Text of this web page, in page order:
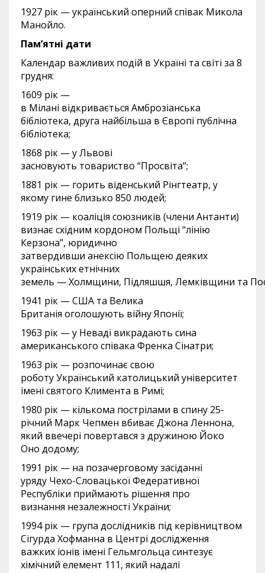
1927 рік — український оперний співак Микола
Манойло.
Пам’ятні дати
Календар важливих подій в Україні та світі за 8
грудня:
1609 рік —
в Мілані відкривається Амброзіанська
бібліотека, друга найбільша в Європі публічна
бібліотека;
1868 рік — у Львові
засновують товариство “Просвіта”;
1881 рік — горить віденський Рінгтеатр, у
якому гине близько 850 людей;
1919 рік — коаліція союзників (члени Антанти)
визнає східним кордоном Польщі “лінію
Керзона”, юридично
затвердивши анексію Польщею деяких
українських етнічних
земель — Холмщини, Підляшшя, Лемківщини та
1941 рік — США та Велика
Британія оголошують війну Японії;
1963 рік — у Неваді викрадають сина
американського співака Френка Сінатри;
1963 рік — розпочинає свою
роботу Український католицький університет
імені святого Климента в Римі;
1980 рік — кількома пострілами в спину 25-
річний Марк Чепмен вбиває Джона Леннона,
який ввечері повертався з дружиною Йоко
Оно додому;
1991 рік — на позачерговому засіданні
уряду Чехо-Словацької Федеративної
Республіки приймають рішення про
визнання незалежності України;
1994 рік — група дослідників під керівництвом
Сігурда Хофманна в Центрі дослідження
важких іонів імені Гельмгольца синтезує
хімічний елемент 111, який надалі